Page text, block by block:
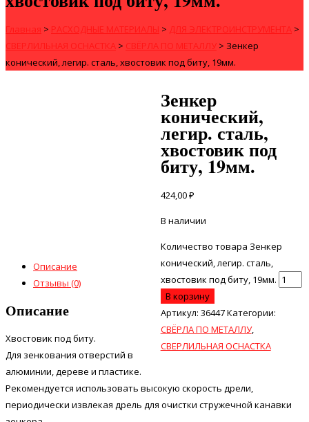
Главная > РАСХОДНЫЕ МАТЕРИАЛЫ > ДЛЯ ЭЛЕКТРОИНСТРУМЕНТА >
СВЕРЛИЛЬНАЯ ОСНАСТКА > СВЁРЛА ПО МЕТАЛЛУ > Зенкер
конический, легир. сталь, хвостовик под биту, 19мм.
Зенкер
конический,
легир. сталь,
хвостовик под
биту, 19мм.
424,00₽
В наличии
Количество товара Зенкер
конический, легир. сталь,
хвостовик под биту, 19мм.
В корзину
Артикул: 36447Категории:
СВЁРЛА ПО МЕТАЛЛУ,
СВЕРЛИЛЬНАЯ ОСНАСТКА
Описание
Отзывы (0)
Описание
Хвостовик под биту.
Для зенкования отверстий в
алюминии, дереве и пластике.
Рекомендуется использовать высокую скорость дрели,
периодически извлекая дрель для очистки стружечной канавки